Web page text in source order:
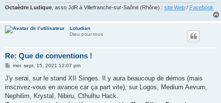
Octaèdre Ludique , asso JdR à Villefranche-sur-Saône (Rhône) : site Web / Facebook
Loludian
Dieu pour tous
Re: Que de conventions !
M
s
s
a
g
e
mer. sept. 15, 2021 12:07 pm
J'y serai, sur le stand XII Singes. Il y aura beaucoup de démos (mais
inscrivez-vous en avance car ça part vite), sur Logos, Medium Aevum,
Nephilim, Krystal, Nibiru, Cthulhu Hack.